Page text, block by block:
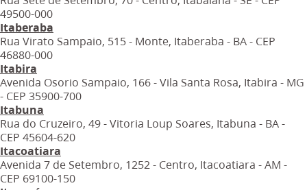
49500-000
Itaberaba
Rua Virato Sampaio, 515 - Monte, Itaberaba - BA - CEP
46880-000
Itabira
Avenida Osorio Sampaio, 166 - Vila Santa Rosa, Itabira - MG
- CEP 35900-700
Itabuna
Rua do Cruzeiro, 49 - Vitoria Loup Soares, Itabuna - BA -
CEP 45604-620
Itacoatiara
Avenida 7 de Setembro, 1252 - Centro, Itacoatiara - AM -
CEP 69100-150